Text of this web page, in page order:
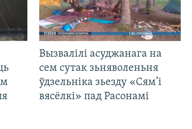
Вызвалілі асуджанага на
сем сутак зьняволеньня
ўдзельніка зьезду «Сям’і
вясёлкі» пад Расонамі